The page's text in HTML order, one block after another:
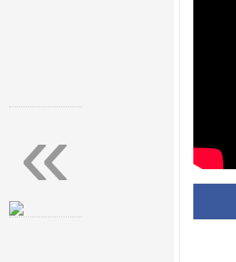
«